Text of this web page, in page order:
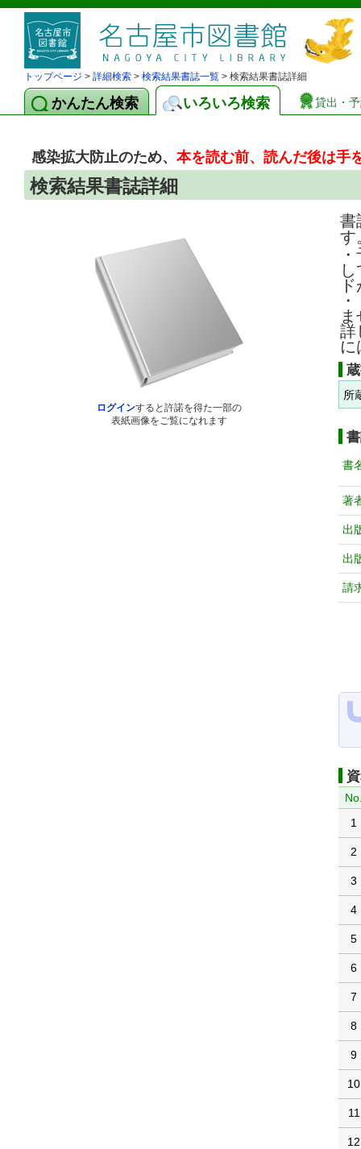
トップページ > 詳細検索 > 検索結果書誌一覧 > 検索結果書誌詳細
かんたん検索 いろいろ検索 貸出・
感染拡大防止のため、本を読む前、読んだ後は手
検索結果書誌詳細
ログインすると許諾を得た一部の
表紙画像をご覧になれます
書
す
詳
に
所
書
著
出
出
請
1
2
3
4
5
6
7
8
9
10
11
12